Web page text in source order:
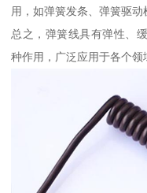
用，如弹簧发条、弹簧驱动
总之，弹簧线具有弹性、
种作用，广泛应用于各个领